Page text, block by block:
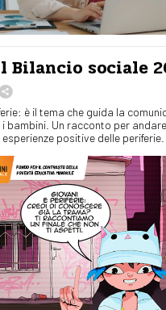
Bilancio sociale
è il tema che guida la
i bambini. Un racconto per
positive delle periferie.